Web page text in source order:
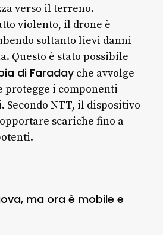
verso il terreno.
violento, il drone è
soltanto lievi danni
Questo è stato possibile
di Faradayche avvolge
protegge i componenti
NTT, il dispositivo
scariche fino a
ma ora è mobile e